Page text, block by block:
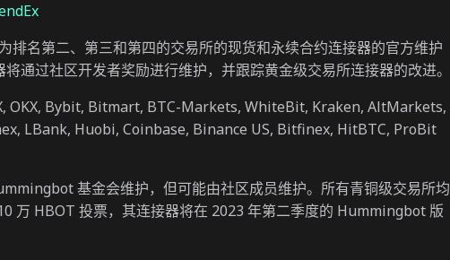
排名第二、第三和第四的交易所的现货和永续合约连接器的官方维护
通过社区开发者奖励进行维护，并跟踪黄金级交易所连接器的改进。
OKX, Bybit, Bitmart, BTC-Markets, WhiteBit, Kraken, AltMarkets,
LBank, Huobi, Coinbase, Binance US, Bitfinex, HitBTC, ProBit
基金会维护，但可能由社区成员维护。所有青铜级交易所均
万 HBOT 投票，其连接器将在 2023 年第二季度的 Hummingbot 版